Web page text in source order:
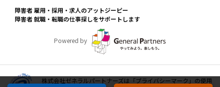
障害者 雇用・採用・求人のアットジーピー
障害者 就職・転職の仕事探しをサポートします
Powered by
株式会社ゼネラルパートナーズは「プライバシーマーク」の使用